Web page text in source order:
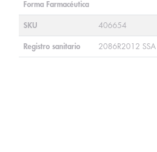
Forma Farmacéutica
SKU 406654
Registro sanitario 2086R2012 SSA I